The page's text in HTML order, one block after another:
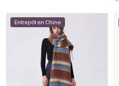
Entrepôt en Chine